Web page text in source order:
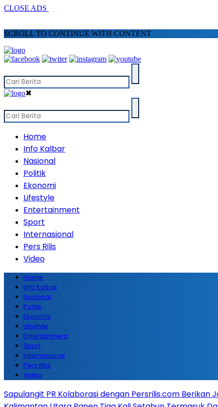
CLOSE ADS
SCROLL TO CONTINUE WITH CONTENT
✖
Home
Info Kalbar
Nasional
Politik
Ekonomi
Lifestyle
Entertainment
Sport
Internasional
Pers Rilis
Video
Home
Info Kalbar
Nasional
Politik
Ekonomi
Lifestyle
Entertainment
Sport
Internasional
Pers Rilis
Video
Sapulangit PR Kolaborasi dengan Persrilis.com Berikan